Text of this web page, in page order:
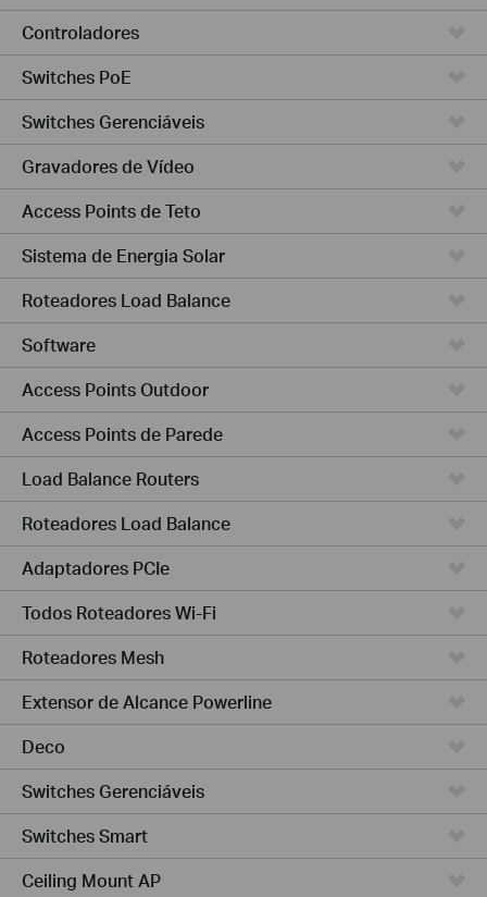
Controladores
Switches PoE
Switches Gerenciáveis
Gravadores de Vídeo
Access Points de Teto
Sistema de Energia Solar
Roteadores Load Balance
Software
Access Points Outdoor
Access Points de Parede
Load Balance Routers
Roteadores Load Balance
Adaptadores PCIe
Todos Roteadores Wi-Fi
Roteadores Mesh
Extensor de Alcance Powerline
Deco
Switches Gerenciáveis
Switches Smart
Ceiling Mount AP